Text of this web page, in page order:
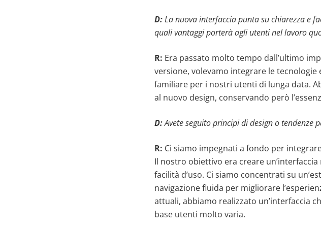
D:La nuova interfaccia punta su chiarezza e
quali vantaggi porterà agli utenti nel lavoro
R: Era passato molto tempo dall’ultimo
versione, volevamo integrare le
familiare per i nostri utenti di lunga data.
al nuovo design, conservando però
D:Avete seguito principi di design o tendenze
R: Ci siamo impegnati a fondo per
Il nostro obiettivo era creare
facilità d’uso. Ci siamo concentrati su
navigazione fluida per migliorare
attuali, abbiamo realizzato un’interfaccia
base utenti molto varia.